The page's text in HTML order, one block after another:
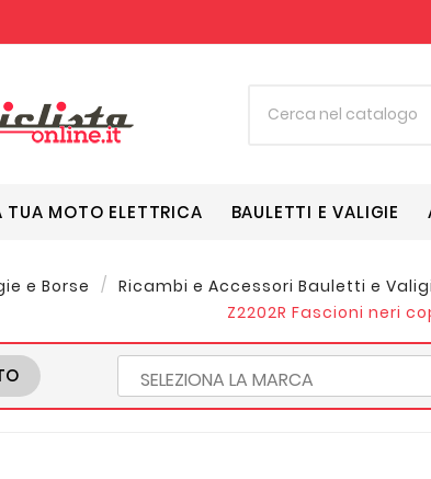
TUA MOTO ELETTRICA BAULETTI E VALIGIE
e Borse Ricambi e Accessori Bauletti e
Z2202R Fascioni neri